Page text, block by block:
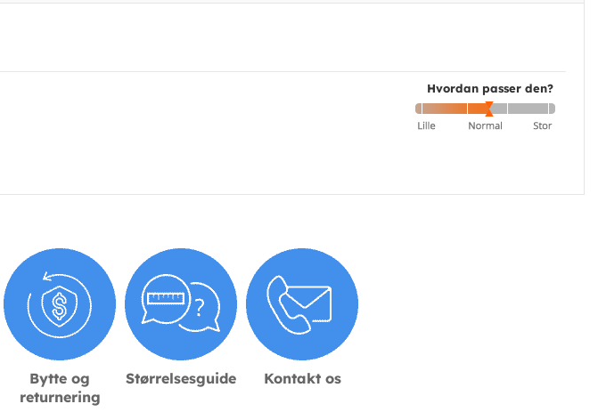
Hvordan passer den?
Bytte og
returnering
Størrelsesguide Kontakt os